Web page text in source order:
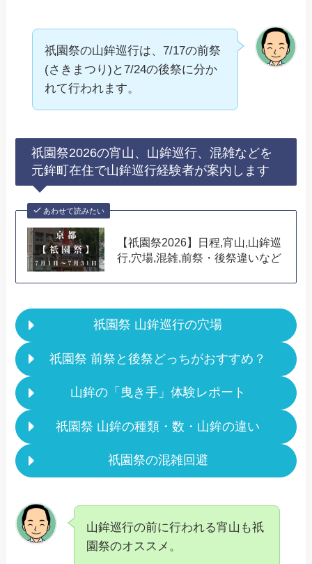
祇園祭の山鉾巡行は、7/17の前祭
(さきまつり)と7/24の後祭に分か
れて行われます。
祇園祭2026の宵山、山鉾巡行、混雑などを
元鉾町在住で山鉾巡行経験者が案内します
あわせて読みたい
【祇園祭2026】日程,宵山,山鉾巡
行,穴場,混雑,前祭・後祭違いなど
祇園祭 山鉾巡行の穴場
祇園祭 前祭と後祭どっちがおすすめ？
山鉾の「曳き手」体験レポート
祇園祭 山鉾の種類・数・山鉾の違い
祇園祭の混雑回避
山鉾巡行の前に行われる宵山も祇
園祭のオススメ。